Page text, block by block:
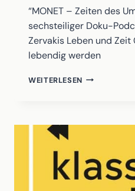
“MONET – Zeiten des
sechsteiliger Doku-
Zervakis Leben und Zeit
lebendig werden
WEITERLESEN MONET
UMBRUCHS